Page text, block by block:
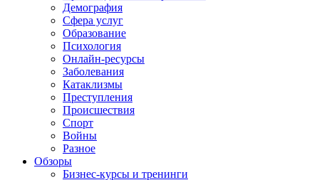
Демография
Сфера услуг
Образование
Психология
Онлайн-ресурсы
Заболевания
Катаклизмы
Преступления
Происшествия
Спорт
Войны
Разное
Обзоры
Бизнес-курсы и тренинги